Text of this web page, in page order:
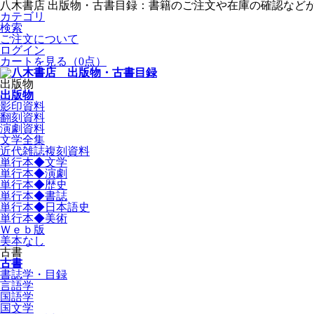
八木書店 出版物・古書目録：書籍のご注文や在庫の確認など
カテゴリ
検索
ご注文について
ログイン
カートを見る
（0点）
出版物
出版物
影印資料
翻刻資料
演劇資料
文学全集
近代雑誌複刻資料
単行本◆文学
単行本◆演劇
単行本◆歴史
単行本◆書誌
単行本◆日本語史
単行本◆美術
Ｗｅｂ版
美本なし
古書
古書
書誌学・目録
言語学
国語学
国文学